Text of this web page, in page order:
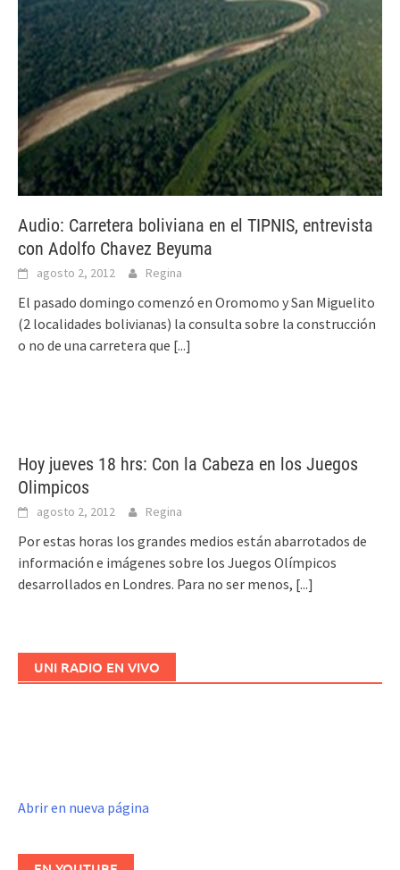
Audio: Carretera boliviana en el TIPNIS, entrevista
con Adolfo Chavez Beyuma
agosto 2, 2012 Regina
El pasado domingo comenzó en Oromomo y San Miguelito
(2 localidades bolivianas) la consulta sobre la construcción
o no de una carretera que [...]
Hoy jueves 18 hrs: Con la Cabeza en los Juegos
Olimpicos
agosto 2, 2012 Regina
Por estas horas los grandes medios están abarrotados de
información e imágenes sobre los Juegos Olímpicos
desarrollados en Londres. Para no ser menos, [...]
UNI RADIO EN VIVO
Abrir en nueva página